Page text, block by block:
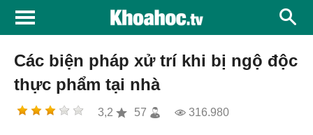
Các biện pháp xử trí khi bị ngộ độc
thực phẩm tại nhà
3,2 57 316.980